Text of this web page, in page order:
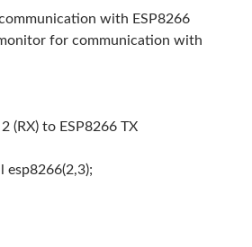
with ESP8266
for communication with
(RX) to ESP8266 TX
esp8266(2,3);